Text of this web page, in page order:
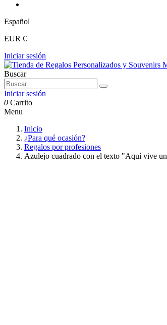
Español
EUR €
Iniciar sesión
Buscar
Iniciar sesión
0 Carrito
Menu
Inicio
¿Para qué ocasión?
Regalos por profesiones
Azulejo cuadrado con el texto "Aquí vive